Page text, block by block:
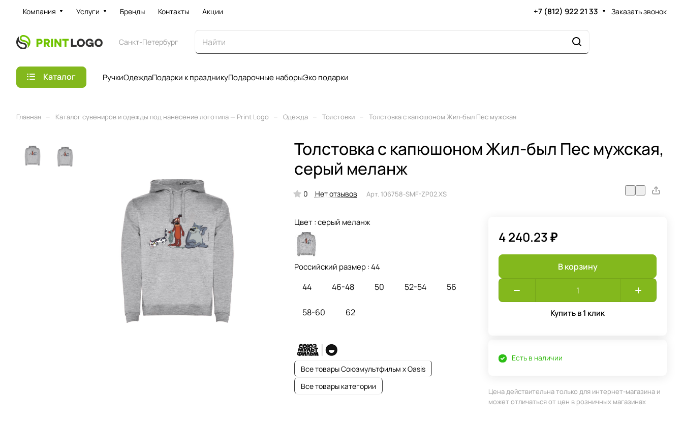
Компания Услуги Бренды Контакты Акции +7 (812) 922 21 33 Заказать звонок
Санкт-Петербург
Каталог РучкиОдеждаПодарки к праздникуПодарочные наборыЭко подарки
Главная Каталог сувениров и одежды под нанесение логотипа — Print Logo Одежда Толстовки Толстовка с капюшоном Жил-был Пес мужская
Толстовка с капюшоном Жил-был Пес мужская,
серый меланж
0 Нет отзывов Арт. 106758-SMF-ZP02.XS
Цвет :серый меланж
Российский размер :44
44 46-48 50 52-54 56
58-60 62
Все товары Союзмультфильм x Oasis
Все товары категории
4 240.23 ₽
В корзину
Купить в 1 клик
Есть в наличии
Цена действительна только для интернет-магазина и
может отличаться от цен в розничных магазинах